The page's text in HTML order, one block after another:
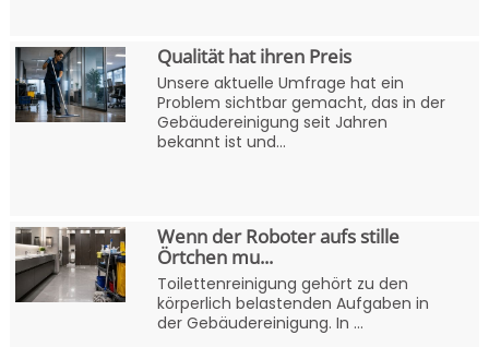
Qualität hat ihren Preis
Unsere aktuelle Umfrage hat ein
Problem sichtbar gemacht, das in der
Gebäudereinigung seit Jahren
bekannt ist und...
Wenn der Roboter aufs stille
Örtchen mu...
Toilettenreinigung gehört zu den
körperlich belastenden Aufgaben in
der Gebäudereinigung. In ...